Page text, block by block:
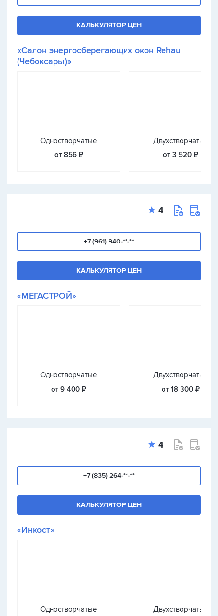
КАЛЬКУЛЯТОР ЦЕН
«Салон энергосберегающих окон Rehau
(Чебоксары)»
Одностворчатые
от 856 ₽
Двухстворчатые
от 3 520 ₽
4
+7 (961) 940-**-**
КАЛЬКУЛЯТОР ЦЕН
«МЕГАСТРОЙ»
Одностворчатые
от 9 400 ₽
Двухстворчатые
от 18 300 ₽
4
+7 (835) 264-**-**
КАЛЬКУЛЯТОР ЦЕН
«Инкост»
Одностворчатые Двухстворчатые